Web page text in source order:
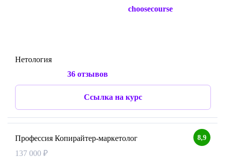
choosecourse
Нетология
36 отзывов
Ссылка на курс
8,9
Профессия Копирайтер-маркетолог
137 000 ₽